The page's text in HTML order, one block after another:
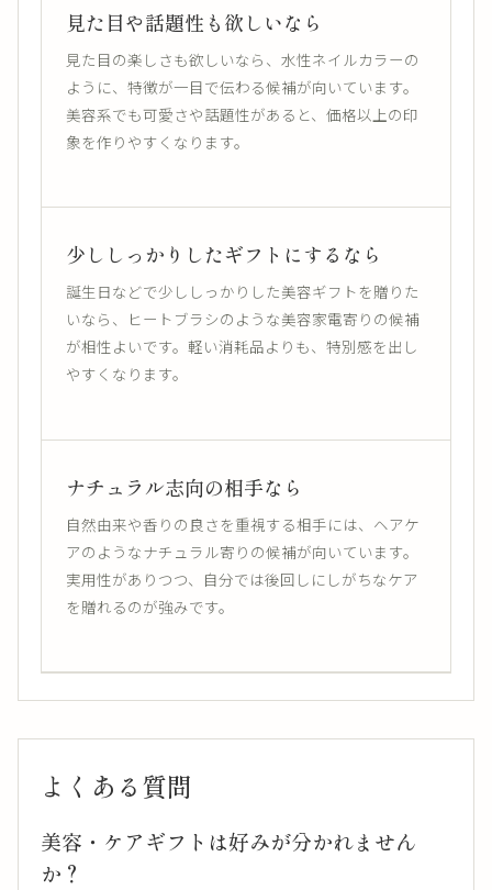
見た目や話題性も欲しいなら
見た目の楽しさも欲しいなら、水性ネイルカラーの
ように、特徴が一目で伝わる候補が向いています。
美容系でも可愛さや話題性があると、価格以上の印
象を作りやすくなります。
少ししっかりしたギフトにするなら
誕生日などで少ししっかりした美容ギフトを贈りた
いなら、ヒートブラシのような美容家電寄りの候補
が相性よいです。軽い消耗品よりも、特別感を出し
やすくなります。
ナチュラル志向の相手なら
自然由来や香りの良さを重視する相手には、ヘアケ
アのようなナチュラル寄りの候補が向いています。
実用性がありつつ、自分では後回しにしがちなケア
を贈れるのが強みです。
よくある質問
美容・ケアギフトは好みが分かれません
か？